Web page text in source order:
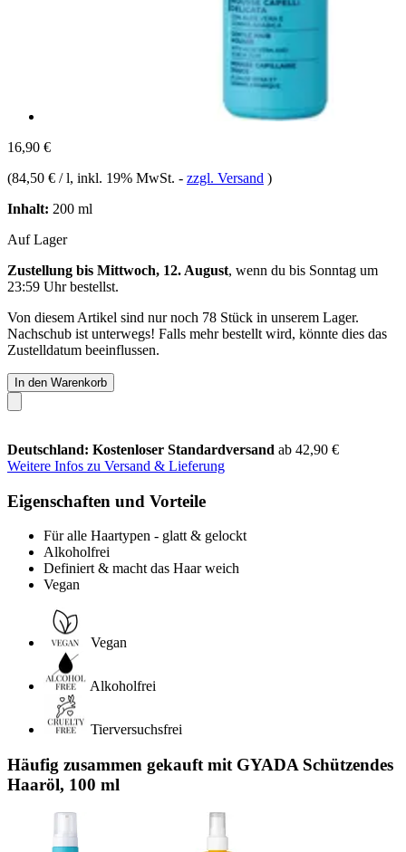
16,90 €
(84,50 € / l, inkl. 19% MwSt. - zzgl. Versand )
Inhalt: 200 ml
Auf Lager
Zustellung bis Mittwoch, 12. August, wenn du bis Sonntag um
23:59 Uhrbestellst.
Von diesem Artikel sind nur noch 78 Stück in unserem Lager.
Nachschub ist unterwegs! Falls mehr bestellt wird, könnte dies das
Zustelldatum beeinflussen.
In den Warenkorb
Deutschland: Kostenloser Standardversand ab 42,90 €
Weitere Infos zu Versand & Lieferung
Eigenschaften und Vorteile
Für alle Haartypen - glatt & gelockt
Alkoholfrei
Definiert & macht das Haar weich
Vegan
Vegan
Alkoholfrei
Tierversuchsfrei
Häufig zusammen gekauft mit GYADA Schützendes
Haaröl, 100 ml